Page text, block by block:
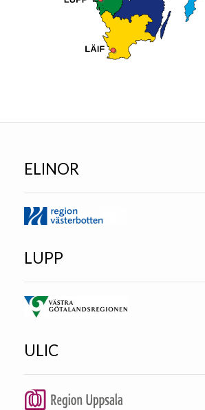
ELINOR
LUPP
ULIC